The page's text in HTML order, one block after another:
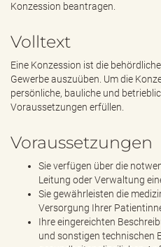
Konzession beantragen.
Volltext
Eine Konzession ist die
Gewerbe auszuüben. Um die
persönliche, bauliche und
Voraussetzungen erfüllen.
Voraussetzungen
Sie verfügen über die
Leitung oder Verwaltung
Sie gewährleisten die
Versorgung Ihrer
Ihre eingereichten
und sonstigen technischen